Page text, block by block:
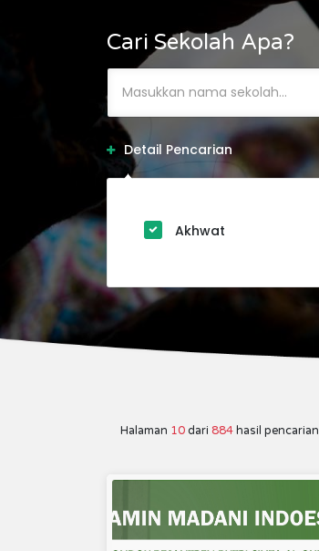
Cari Sekolah Apa?
Detail Pencarian
Akhwat
Halaman 10 dari 884 hasil pencarian